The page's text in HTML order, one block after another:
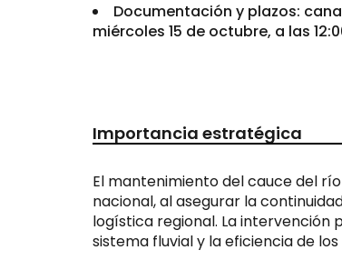
Documentación y plazos:
miércoles 15 de octubre, a las
Importancia estratégica
El mantenimiento del cauce del
nacional, al asegurar la
logística regional. La
sistema fluvial y la eficiencia de